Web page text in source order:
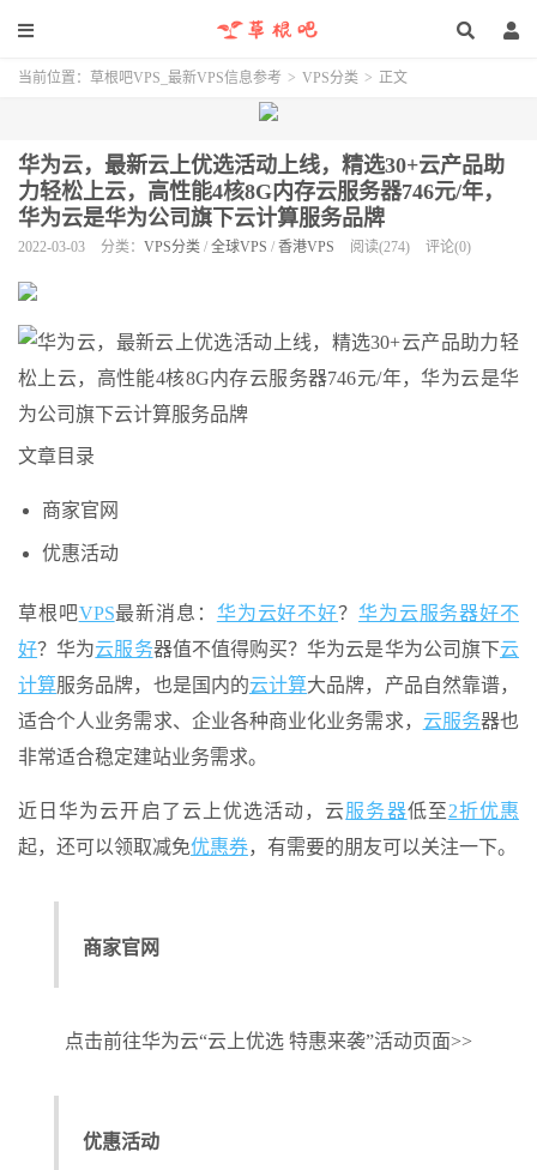
当前位置： 草根吧VPS_最新VPS信息参考 > VPS分类 > 正文
华为云，最新云上优选活动上线，精选30+云产品助
力轻松上云，高性能4核8G内存云服务器746元/年，
华为云是华为公司旗下云计算服务品牌
2022-03-03 分类： VPS分类 / 全球VPS / 香港VPS 阅读(274) 评论(0)
文章目录
商家官网
优惠活动
草根吧VPS最新消息： 华为云好不好？ 华为云服务器好不
好？华为云服务器值不值得购买？华为云是华为公司旗下云
计算服务品牌，也是国内的云计算大品牌，产品自然靠谱，
适合个人业务需求、企业各种商业化业务需求， 云服务器也
非常适合稳定建站业务需求。
近日华为云开启了云上优选活动，云服务器低至2折优惠
起，还可以领取减免优惠券，有需要的朋友可以关注一下。
商家官网
点击前往华为云“云上优选 特惠来袭”活动页面>>
优惠活动